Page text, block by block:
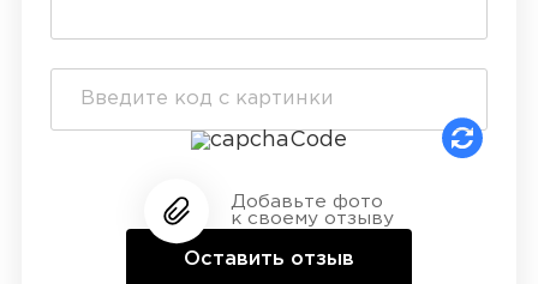
Добавьте фото
к своему отзыву
Оставить отзыв